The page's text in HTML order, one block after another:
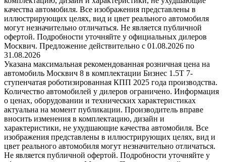
качества автомобиля. Все изображения представлены в
иллюстрирующих целях, вид и цвет реального автомобиля
могут незначительно отличаться. Не является публичной
офертой. Подробности уточняйте у официальных дилеров
Москвич. Предложение действительно с 01.08.2026 по
31.08.2026
Указана максимальная рекомендованная розничная цена на
автомобиль Москвич 8 в комплектации Бизнес 1.5T 7-
ступенчатая роботизированная КПП 2025 года производства.
Количество автомобилей у дилеров ограничено. Информация
о ценах, оборудовании и технических характеристиках
актуальна на момент публикации. Производитель вправе
вносить изменения в комплектацию, дизайн и
характеристики, не ухудшающие качества автомобиля. Все
изображения представлены в иллюстрирующих целях, вид и
цвет реального автомобиля могут незначительно отличаться.
Не является публичной офертой. Подробности уточняйте у